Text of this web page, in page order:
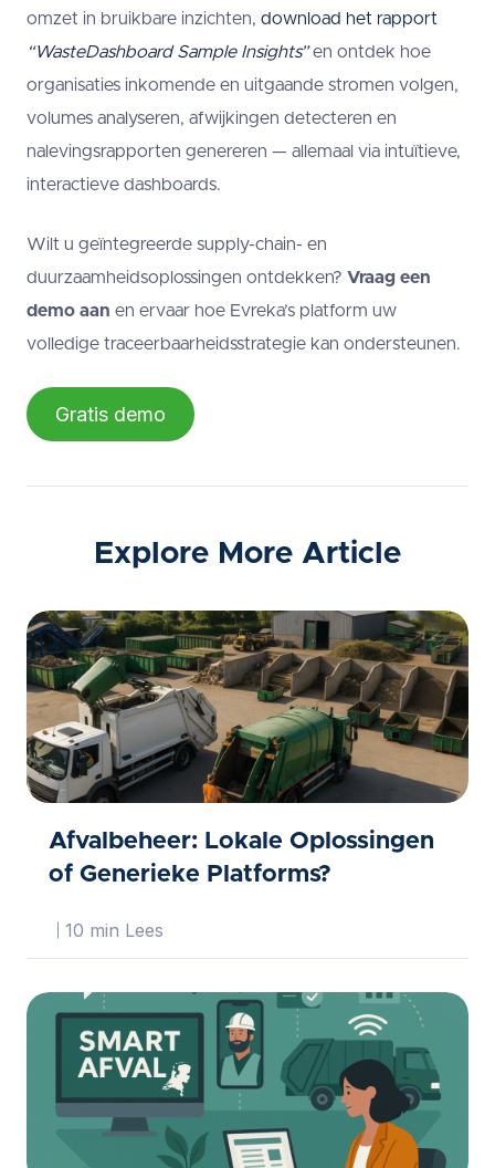
omzet in bruikbare inzichten, download het rapport
“WasteDashboard Sample Insights”en ontdek hoe
organisaties inkomende en uitgaande stromen volgen,
volumes analyseren, afwijkingen detecteren en
nalevingsrapporten genereren — allemaal via intuïtieve,
interactieve dashboards.
Wilt u geïntegreerde supply-chain- en
duurzaamheidsoplossingen ontdekken? Vraag een
demo aan en ervaar hoe Evreka’s platform uw
volledige traceerbaarheidsstrategie kan ondersteunen.
Gratis demo
Explore More Article
Afvalbeheer: Lokale Oplossingen
of Generieke Platforms?
10 min Lees